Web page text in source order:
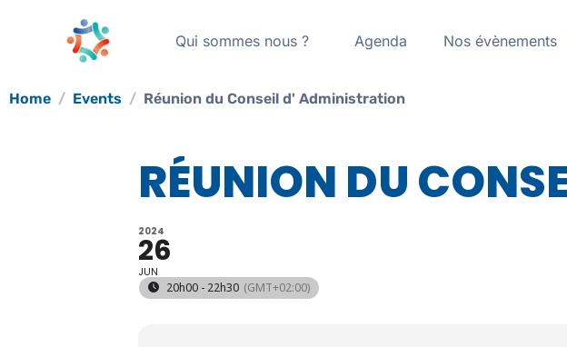
Qui sommes nous ? Agenda Nos évènements
Home Events Réunion du Conseil d' Administration
RÉUNION DU
2024
26
JUN
20h00 - 22h30 (GMT+02:00)